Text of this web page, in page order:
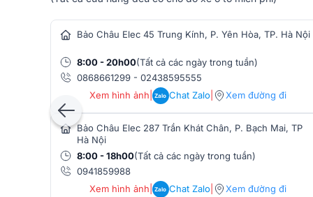
hàng âm thanh
Bảo Châu Elec 45 Trung Kính, P. Yên Hòa, TP. Hà Nội
8:00 - 20h00(Tất cả các ngày trong tuần)
0868661299 - 02438595555
Xem hình ảnh
Zalo Chat Zalo| Xem đường đi
Bảo Châu Elec 287 Trần Khát Chân, P. Bạch Mai, TP
Hà Nội
8:00 - 18h00(Tất cả các ngày trong tuần)
0941859988
Xem hình ảnh
Zalo Chat Zalo| Xem đường đi